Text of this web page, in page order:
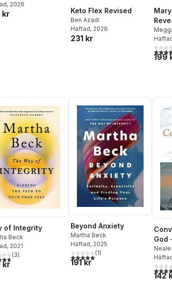
, 2026
kr Keto Flex Revised
Ben Azadi
Häftad, 2026
231 kr
5,0
199
of Integrity
Beck
, 2021
5 stjärnor. Totalt antal röster:
(3)
kr
Beyond Anxiety
Martha Beck
Häftad, 2025
5,0utav 5 stjärnor. Totalt antal
(1)
191 kr
God
5,0
142